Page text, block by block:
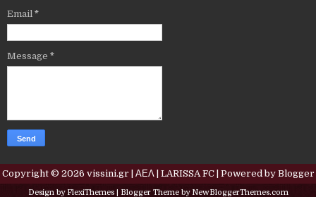
Email *
Message *
Copyright © 2026 vissini.gr | ΑΕΛ | LARISSA FC| Powered by Blogger
Design byFlexiThemes| Blogger Theme by NewBloggerThemes.com